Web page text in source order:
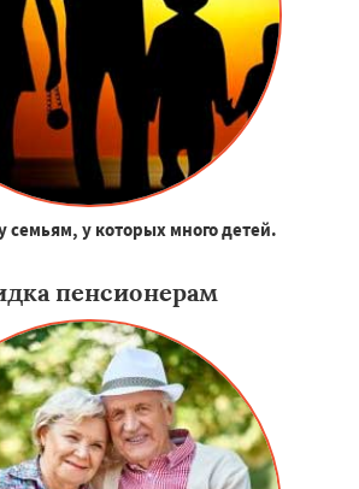
семьям, у которых много детей.
пенсионерам